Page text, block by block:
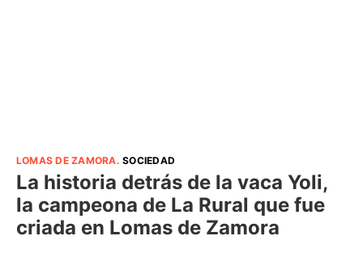
LOMAS DE ZAMORA.SOCIEDAD
La historia detrás de la vaca Yoli,
la campeona de La Rural que fue
criada en Lomas de Zamora